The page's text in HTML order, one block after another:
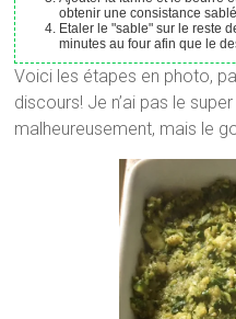
obtenir une consistance
Etaler le "sable" sur le reste de la préparation et cuire 30 à 40
minutes au four afin que le
Voici les étapes en photo,
discours! Je n’ai pas le
malheureusement, mais le